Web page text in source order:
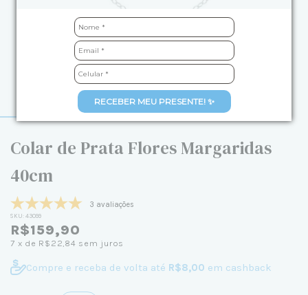
RECEBER MEU PRESENTE! ✨
Colar de Prata Flores Margaridas
40cm
3 avaliações
SKU: 43099
R$159,90
7 x de R$22,84 sem juros
Compre e receba de volta até R$8,00 em cashback